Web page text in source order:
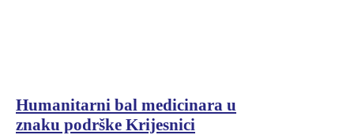
Humanitarni bal medicinara u
znaku podrške Krijesnici